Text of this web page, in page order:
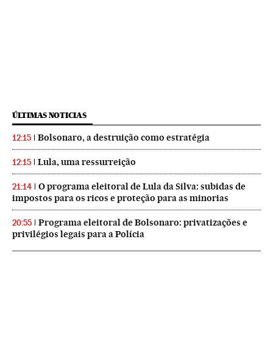
ÚLTIMAS NOTICIAS
12:15 Bolsonaro, a destruição como estratégia
12:15 Lula, uma ressurreição
21:14
O programa eleitoral de Lula da Silva: subidas de
impostos para os ricos e proteção para as minorias
20:55
Programa eleitoral de Bolsonaro: privatizações e
privilégios legais para a Polícia